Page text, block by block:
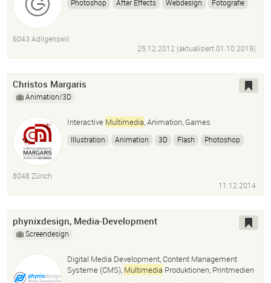
Photoshop After Effects Webdesign Fotografie
6043 Adligenswil
25.12.2012 (aktualisiert01.10.2019)
Christos Margaris
Animation/3D
Interactive Multimedia, Animation, Games
Illustration Animation 3D Flash
Photoshop
8048 Zürich
11.12.2014
phynixdesign, Media-Development
Screendesign
Digital Media Development, Content Management
Systeme (CMS), Multimedia Produktionen, Printmedien